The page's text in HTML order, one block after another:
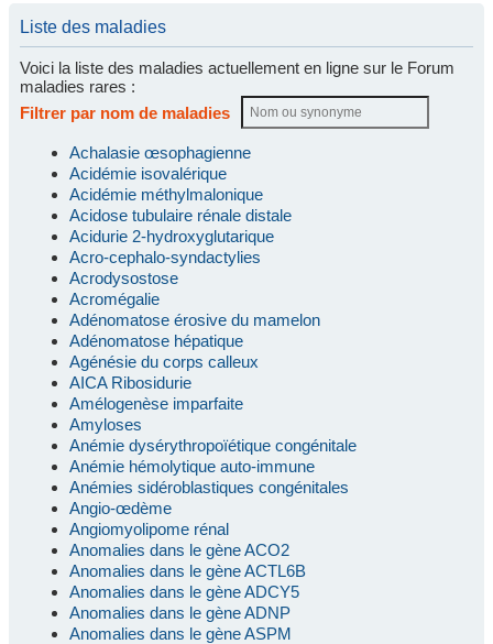
Liste des maladies
Voici la liste des maladies actuellement en ligne sur le Forum
maladies rares :
Filtrer par nom de maladies
Achalasie œsophagienne
Acidémie isovalérique
Acidémie méthylmalonique
Acidose tubulaire rénale distale
Acidurie 2-hydroxyglutarique
Acro-cephalo-syndactylies
Acrodysostose
Acromégalie
Adénomatose érosive du mamelon
Adénomatose hépatique
Agénésie du corps calleux
AICA Ribosidurie
Amélogenèse imparfaite
Amyloses
Anémie dysérythropoïétique congénitale
Anémie hémolytique auto-immune
Anémies sidéroblastiques congénitales
Angio-œdème
Angiomyolipome rénal
Anomalies dans le gène ACO2
Anomalies dans le gène ACTL6B
Anomalies dans le gène ADCY5
Anomalies dans le gène ADNP
Anomalies dans le gène ASPM